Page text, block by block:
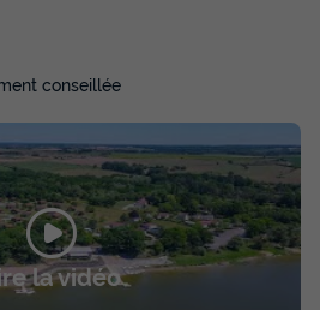
conseillée
la vidéo